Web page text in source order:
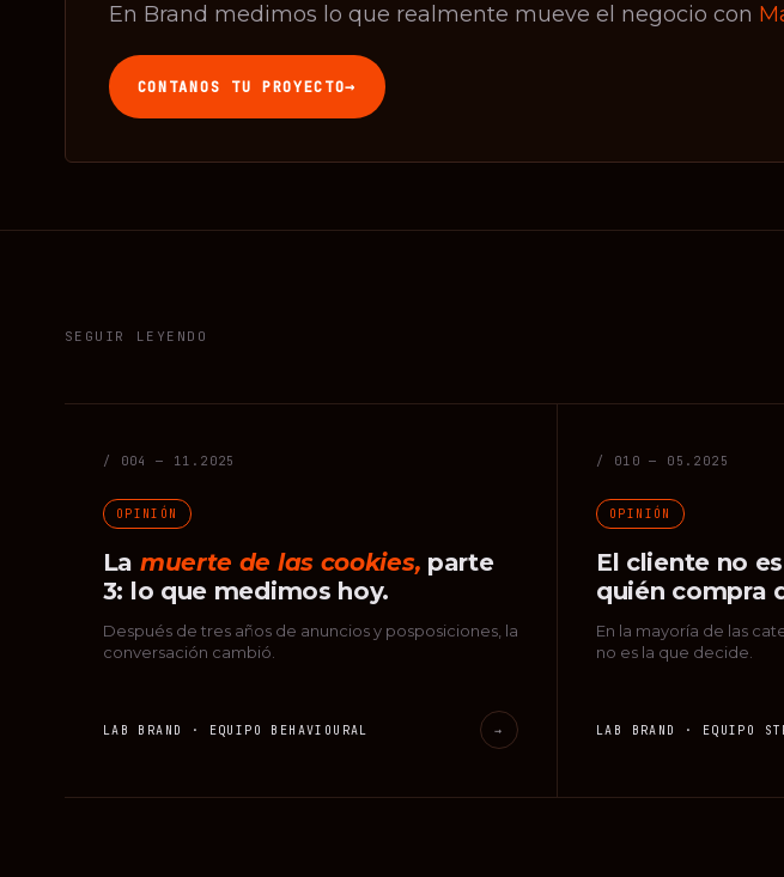
En Brand medimos lo que realmente mueve el negocio con
CONTANOS TU PROYECTO→
SEGUIR LEYENDO
/ 004 — 11.2025
OPINIÓN
La muerte de las cookies, parte
3: lo que medimos hoy.
Después de tres años de anuncios y posposiciones, la
conversación cambió.
LAB BRAND · EQUIPO BEHAVIOURAL →
/ 010 — 05.2025
OPINIÓN
El cliente no
quién compra
En la mayoría de las
no es la que decide.
LAB BRAND · EQUIPO